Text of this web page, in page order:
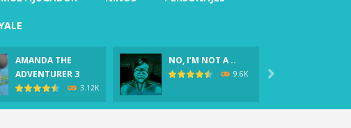
AMANDA THE
ADVENTURER 3
3.12K
NO, I’M NOT A ..
9.6K 